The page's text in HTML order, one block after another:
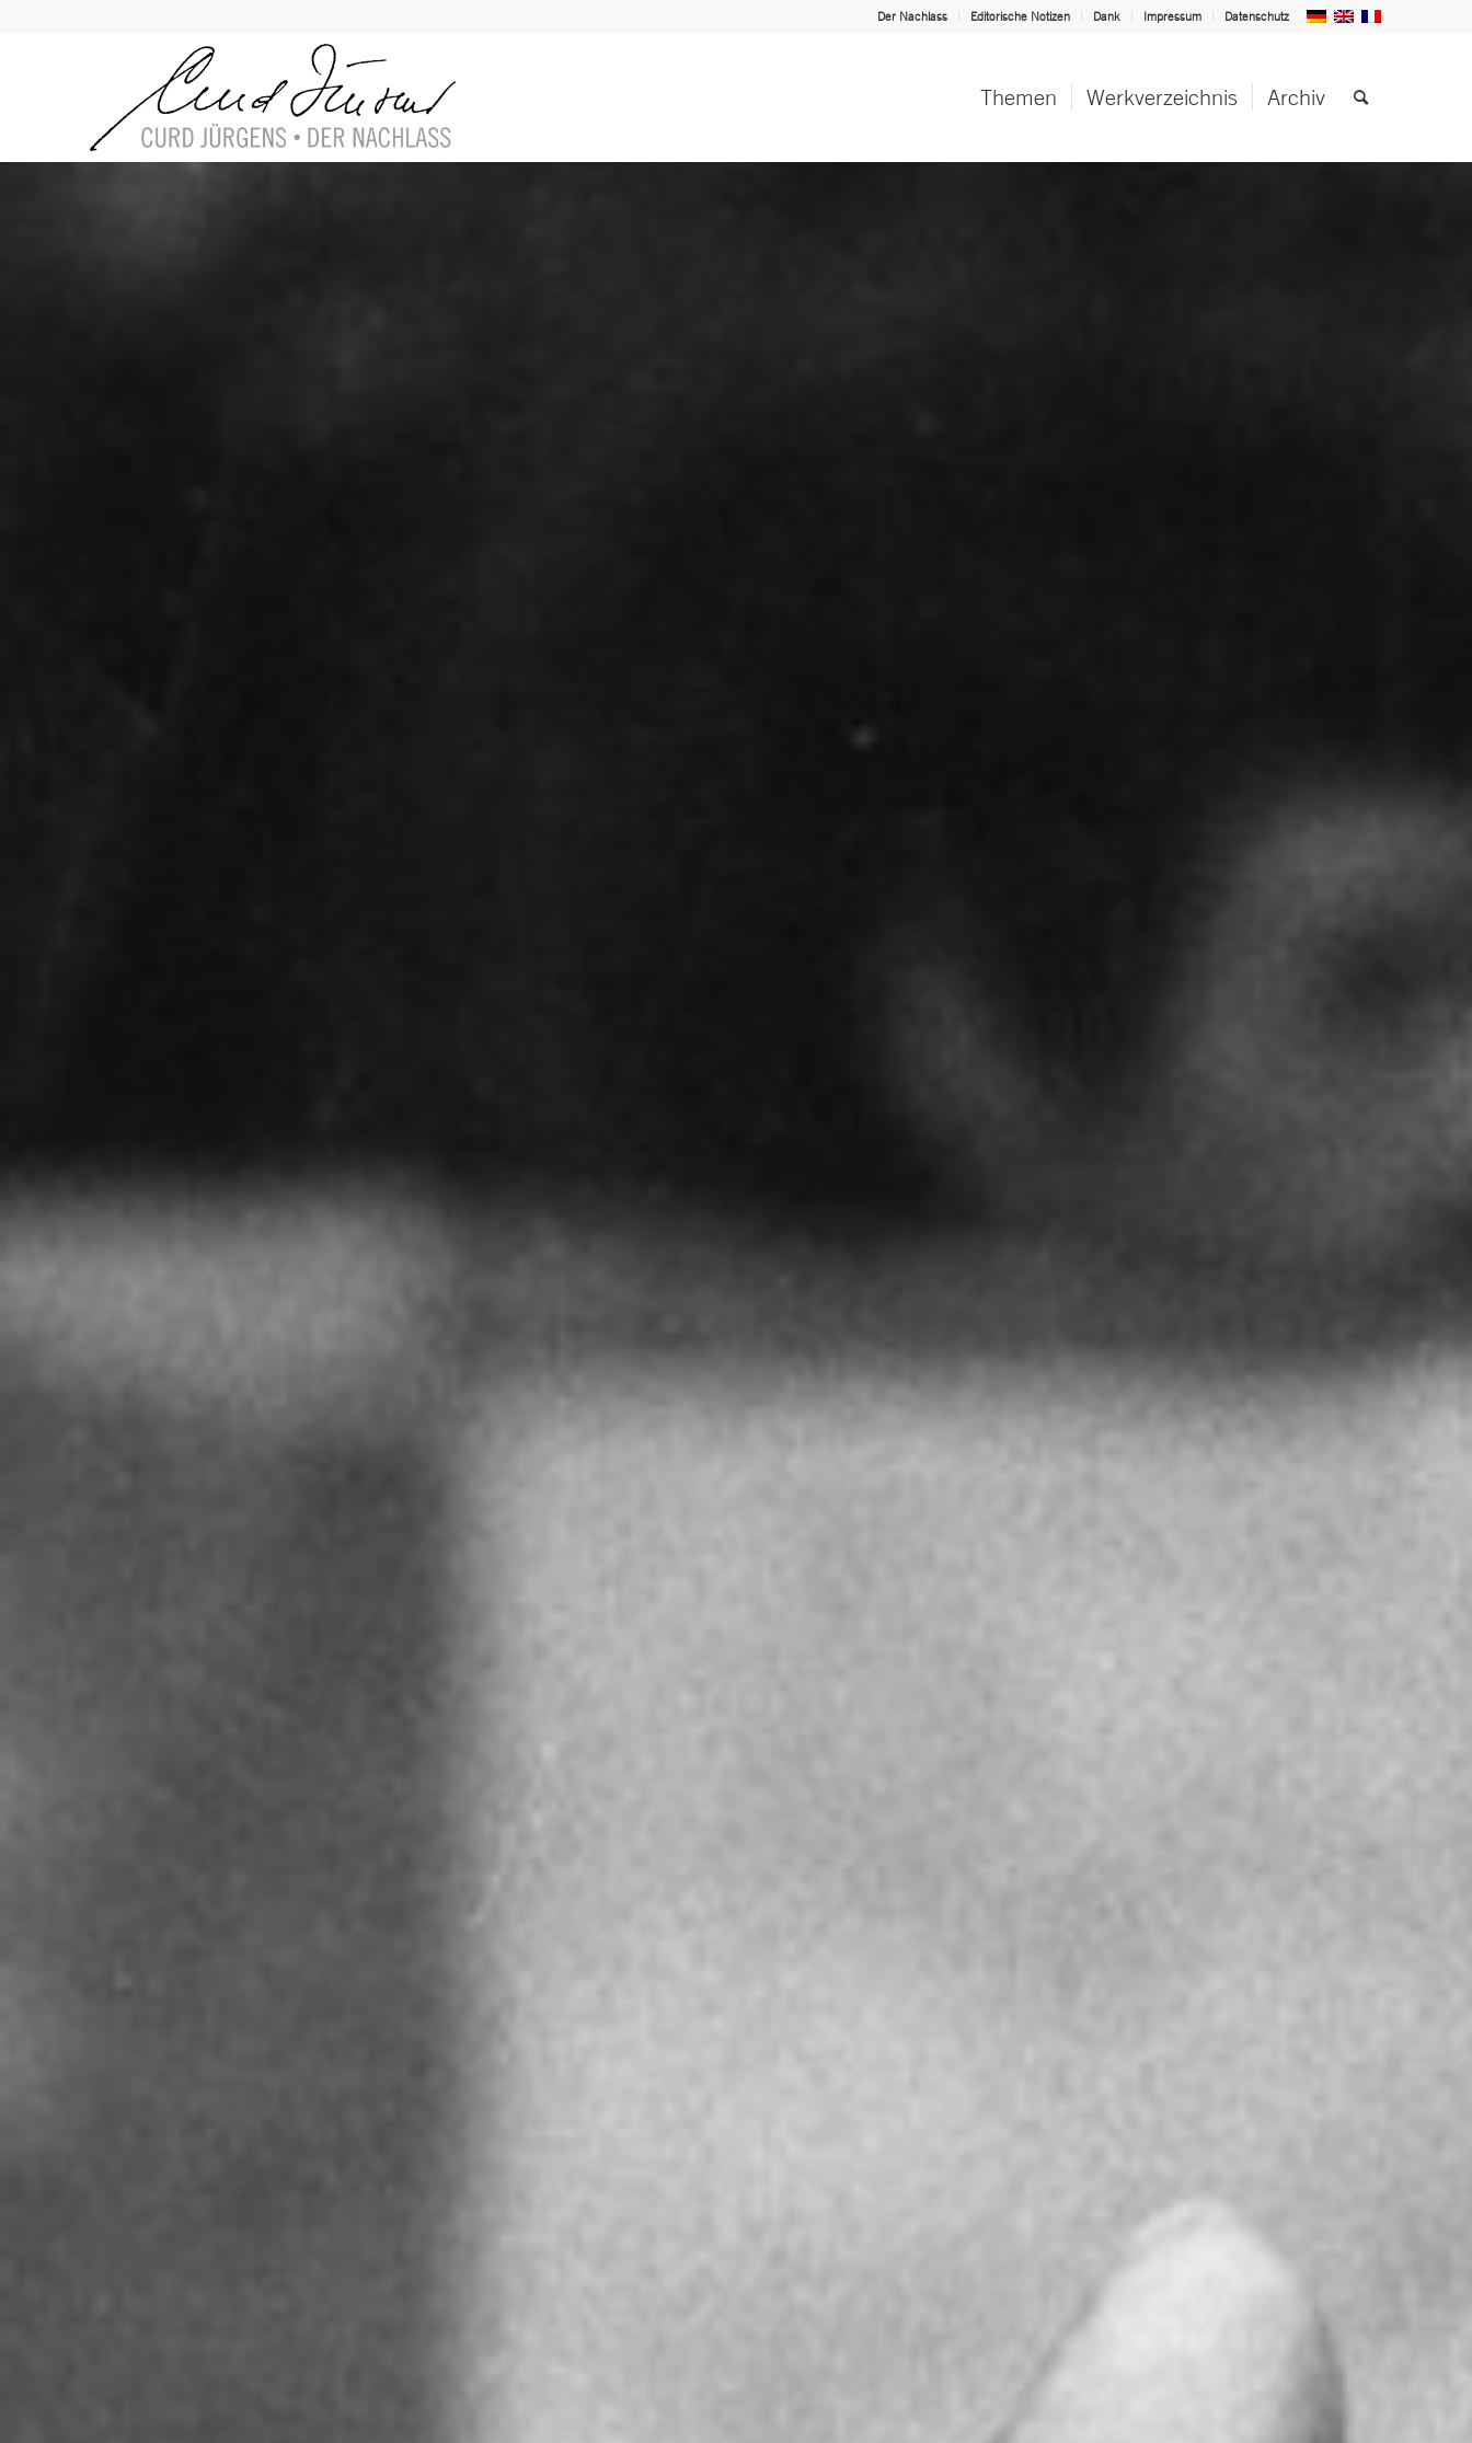
Der Nachlass Editorische Notizen Dank Impressum Datenschutz
Themen Werkverzeichnis Archiv